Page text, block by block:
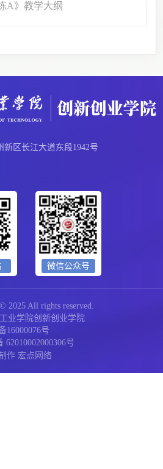
A》教学大纲
区长江大道东段1942号
微信公众号
2025 All rights reserved.
工业学院创新创业学院
16000076号
62010002000306号
作 宏点网络